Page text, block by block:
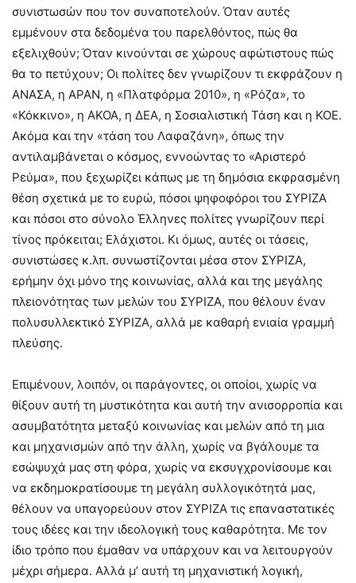
συνιστωσών που τον συναποτελούν. Όταν αυτές
εμμένουν στα δεδομένα του παρελθόντος, πώς θα
εξελιχθούν; Όταν κινούνται σε χώρους αφώτιστους πώς
θα το πετύχουν; Οι πολίτες δεν γνωρίζουν τι εκφράζουν η
ΑΝΑΣΑ, η ΑΡΑΝ, η «Πλατφόρμα 2010», η «Ρόζα», το
«Κόκκινο», η ΑΚΟΑ, η ΔΕΑ, η Σοσιαλιστική Τάση και η ΚΟΕ.
Ακόμα και την «τάση του Λαφαζάνη», όπως την
αντιλαμβάνεται ο κόσμος, εννοώντας το «Αριστερό
Ρεύμα», που ξεχωρίζει κάπως με τη δημόσια εκφρασμένη
θέση σχετικά με το ευρώ, πόσοι ψηφοφόροι του ΣΥΡΙΖΑ
και πόσοι στο σύνολο Έλληνες πολίτες γνωρίζουν περί
τίνος πρόκειται; Ελάχιστοι. Κι όμως, αυτές οι τάσεις,
συνιστώσες κ.λπ. συνωστίζονται μέσα στον ΣΥΡΙΖΑ,
ερήμην όχι μόνο της κοινωνίας, αλλά και της μεγάλης
πλειονότητας των μελών του ΣΥΡΙΖΑ, που θέλουν έναν
πολυσυλλεκτικό ΣΥΡΙΖΑ, αλλά με καθαρή ενιαία γραμμή
πλεύσης.
Επιμένουν, λοιπόν, οι παράγοντες, οι οποίοι, χωρίς να
θίξουν αυτή τη μυστικότητα και αυτή την ανισορροπία και
ασυμβατότητα μεταξύ κοινωνίας και μελών από τη μια
και μηχανισμών από την άλλη, χωρίς να βγάλουμε τα
εσώψυχά μας στη φόρα, χωρίς να εκσυγχρονίσουμε και
να εκδημοκρατίσουμε τη μεγάλη συλλογικότητά μας,
θέλουν να υπαγορεύουν στον ΣΥΡΙΖΑ τις επαναστατικές
τους ιδέες και την ιδεολογική τους καθαρότητα. Με τον
ίδιο τρόπο που έμαθαν να υπάρχουν και να λειτουργούν
μέχρι σήμερα. Αλλά μ’ αυτή τη μηχανιστική λογική,